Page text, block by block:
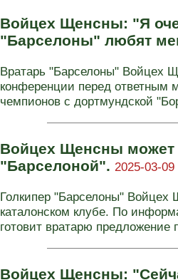
Войцех Щенсны: "Я
"Барселоны" любят
Вратарь "Барселоны" Войцех
конференции перед ответным
чемпионов с дортмундской
Войцех Щенсны может
"Барселоной". 2025-03-09
Голкипер "Барселоны" Войцех
каталонском клубе. По
готовит вратарю предложение
Войцех Щенсны: